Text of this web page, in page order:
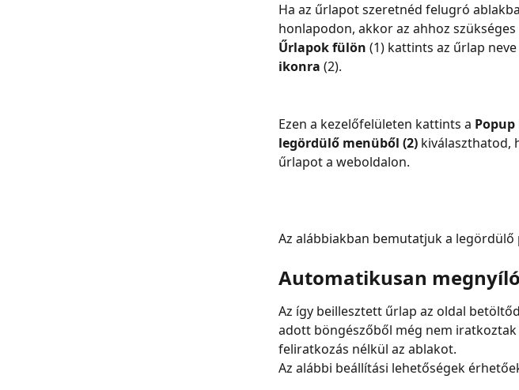
Ha az űrlapot szeretnéd felugró
honlapodon, akkor az ahhoz
Űrlapok fülön (1) kattints az űrlap
ikonra (2).
Ezen a kezelőfelületen kattints a Popup
legördülő menüből (2) kiválaszthatod,
űrlapot a weboldalon.
Az alábbiakban bemutatjuk a
Automatikusan megnyíló
Az így beillesztett űrlap az oldal
adott böngészőből még nem
feliratkozás nélkül az ablakot.
Az alábbi beállítási lehetőségek